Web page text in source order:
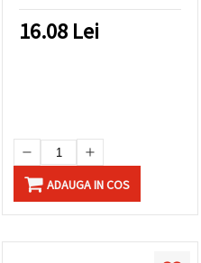
16.08 Lei
ADAUGA IN COS